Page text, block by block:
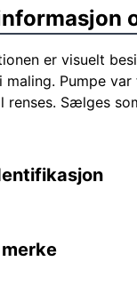
er visuelt
maling. Pumpe
renses. Sælges